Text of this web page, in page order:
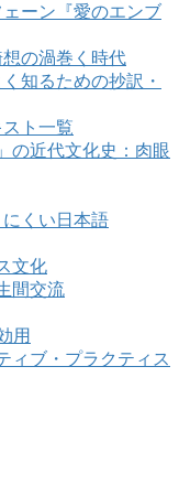
ーン『愛のエンブ
の渦巻く時代
知るための抄訳・
ト一覧
の近代文化史：肉眼
くい日本語
文化
間交流
用
ィブ・プラクティス